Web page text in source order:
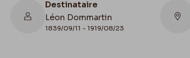
Destinataire
Léon Dommartin
1839/09/11 - 1919/08/23